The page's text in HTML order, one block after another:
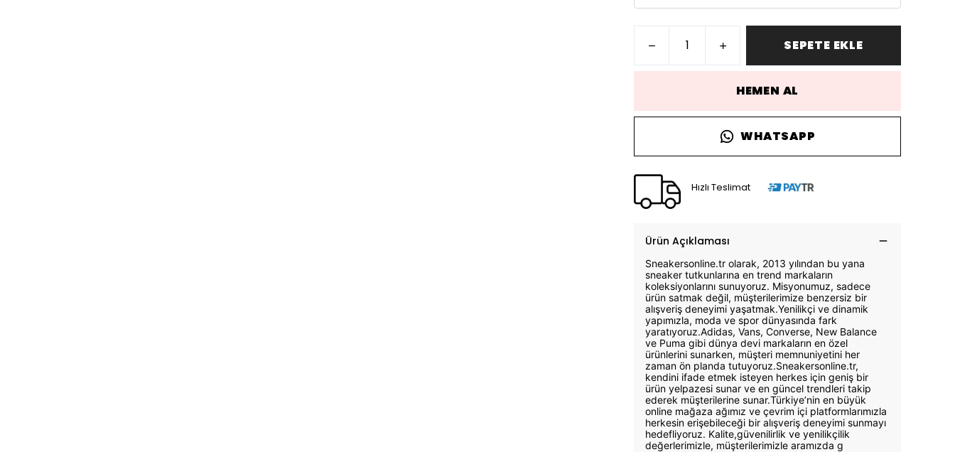
SEPETE EKLE
HEMEN AL
WHATSAPP
Hızlı Teslimat
Ürün Açıklaması
Sneakersonline.tr olarak, 2013 yılından bu yana
sneaker tutkunlarına en trend markaların
koleksiyonlarını sunuyoruz. Misyonumuz, sadece
ürün satmak değil, müşterilerimize benzersiz bir
alışveriş deneyimi yaşatmak.Yenilikçi ve dinamik
yapımızla, moda ve spor dünyasında fark
yaratıyoruz.Adidas, Vans, Converse, New Balance
ve Puma gibi dünya devi markaların en özel
ürünlerini sunarken, müşteri memnuniyetini her
zaman ön planda tutuyoruz.Sneakersonline.tr,
kendini ifade etmek isteyen herkes için geniş bir
ürün yelpazesi sunar ve en güncel trendleri takip
ederek müşterilerine sunar.Türkiye’nin en büyük
online mağaza ağımız ve çevrim içi platformlarımızla
herkesin erişebileceği bir alışveriş deneyimi sunmayı
hedefliyoruz. Kalite,güvenilirlik ve yenilikçilik
değerlerimizle, müşterilerimizle aramızda g